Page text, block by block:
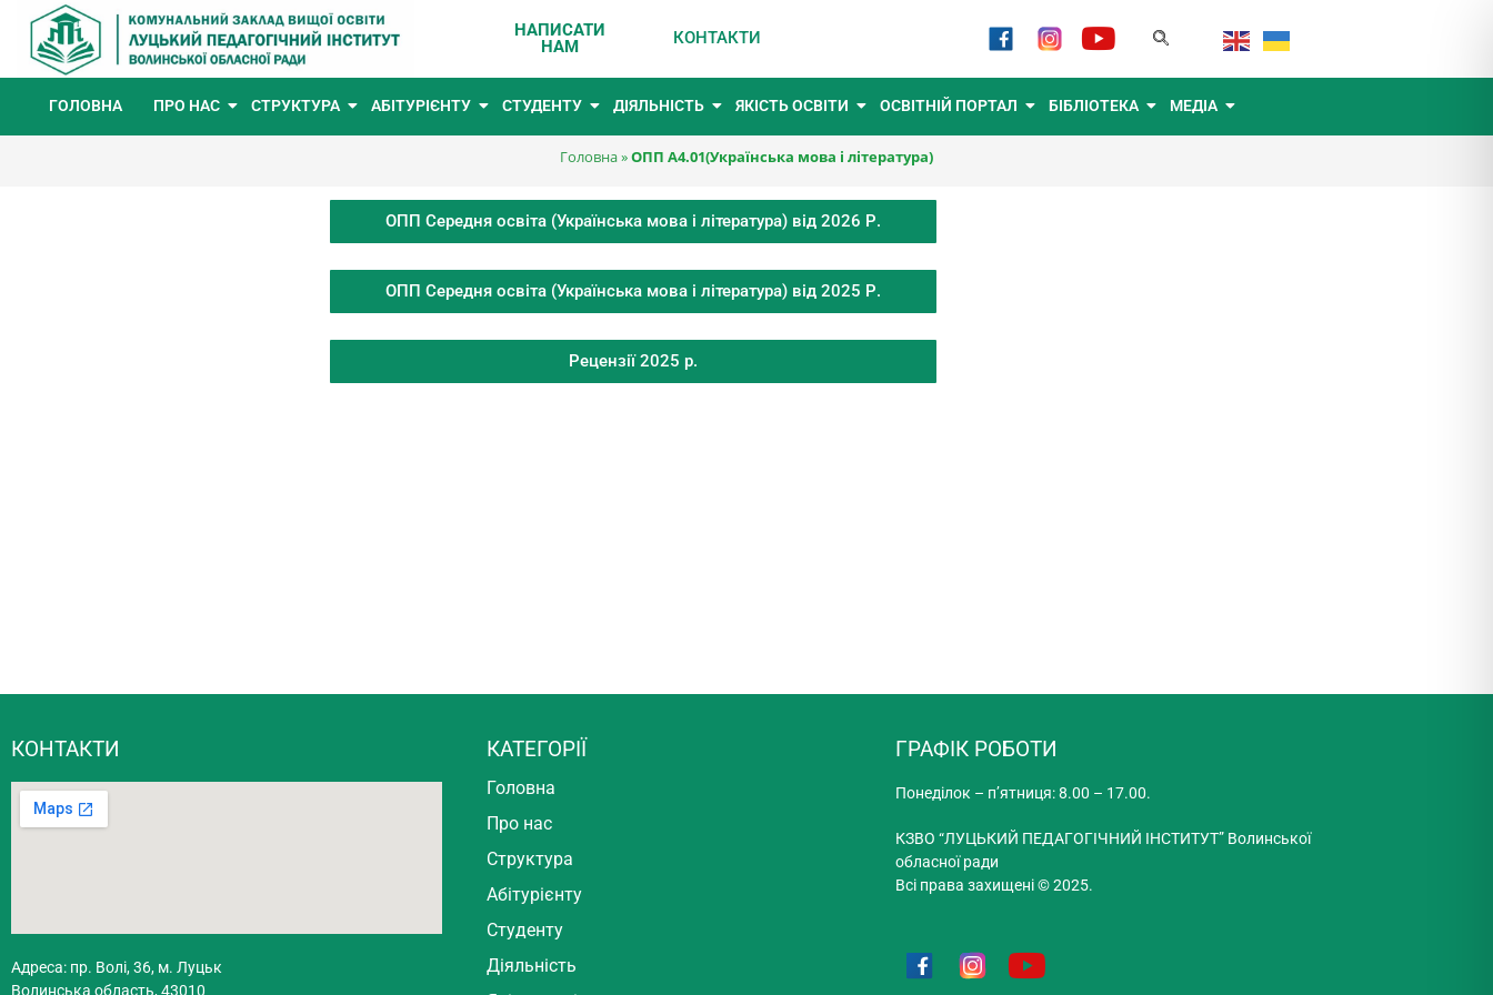
НАПИСАТИ
НАМ
КОНТАКТИ
ГОЛОВНА ПРО НАС СТРУКТУРА АБІТУРІЄНТУ СТУДЕНТУ ДІЯЛЬНІСТЬ ЯКІСТЬ ОСВІТИ ОСВІТНІЙ ПОРТАЛ БІБЛІОТЕКА МЕДІА
Головна»ОПП A4.01(Українська мова і література)
ОПП Середня освіта (Українська мова і література) від 2026 Р.
ОПП Середня освіта (Українська мова і література) від 2025 Р.
Рецензії 2025 р.
КОНТАКТИ
Адреса: пр. Волі, 36, м. Луцьк
Волинська область, 43010
КАТЕГОРІЇ
Головна
Про нас
Структура
Абітурієнту
Студенту
Діяльність
ГРАФІК РОБОТИ
Понеділок – п’ятниця: 8.00 – 17.00.
КЗВО “ЛУЦЬКИЙ ПЕДАГОГІЧНИЙ ІНСТИТУТ” Волинської
обласної ради
Всі права захищені © 2025.